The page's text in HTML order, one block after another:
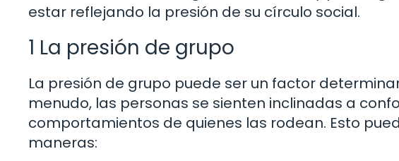
estar reflejando la presión de su círculo social.
1 La presión de grupo
La presión de grupo puede ser un factor
menudo, las personas se sienten inclinadas a
comportamientos de quienes las rodean. Esto
maneras: